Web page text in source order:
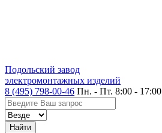
Подольский завод
электромонтажных изделий
8 (495) 798-00-46 Пн. - Пт. 8:00 - 17:00